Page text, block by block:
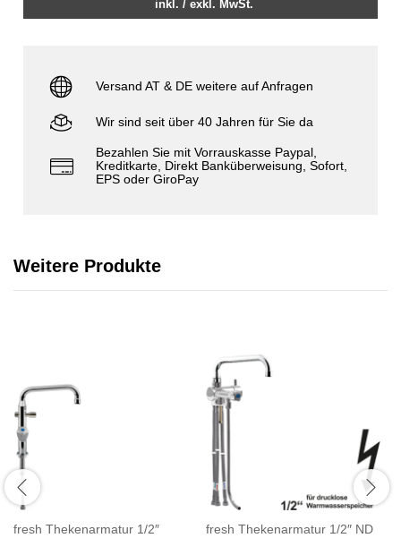
inkl. / exkl. MwSt.
Versand AT & DE weitere auf Anfragen
Wir sind seit über 40 Jahren für Sie da
Bezahlen Sie mit Vorrauskasse Paypal,
Kreditkarte, Direkt Banküberweisung, Sofort,
EPS oder GiroPay
Weitere Produkte
fresh Thekenarmatur 1/2″ fresh Thekenarmatur 1/2″ ND